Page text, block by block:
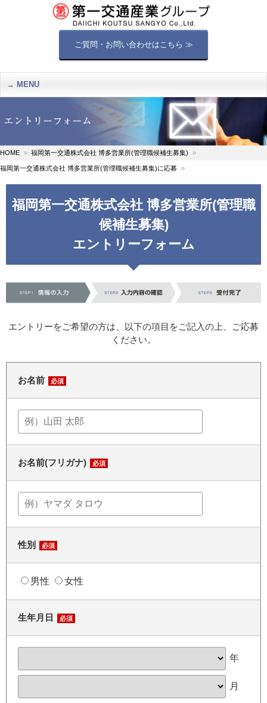
ご質問・お問い合わせはこちら ≫
MENU
HOME 福岡第一交通株式会社 博多営業所(管理職候補生募集)
福岡第一交通株式会社 博多営業所(管理職候補生募集)に応募
福岡第一交通株式会社 博多営業所(管理職
候補生募集)
エントリーフォーム
エントリーをご希望の方は、以下の項目をご記入の上、ご応募
ください。
お名前 必須
お名前(フリガナ) 必須
性別 必須
男性 女性
生年月日 必須
年
月